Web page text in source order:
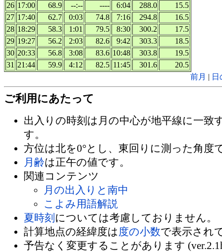
26 17:00 68.9 --:-- ---- 6:04 288.0
15.5
27 17:40 62.7 0:03 74.8 7:16 294.8
16.5
28 18:29 58.3 1:01 79.5 8:30 300.2
17.5
29 19:27 56.2 2:03 82.6 9:42 303.3
18.5
30 20:33 56.8 3:08 83.6 10:48 303.8
19.5
31 21:44 59.9 4:12 82.5 11:45 301.6
20.5
前月 |
ご利用にあたって
出入りの時刻は月の中心が地平線に一致
す。
方位は北を0°とし、東回りに測った角度
月齢は正午の値です。
関連コンテンツ
月の出入りと南中
こよみ用語解説
夏時刻 については考慮しておりません。
計算地点の経緯度は 度の小数で表示され
予告なく変更することがあります